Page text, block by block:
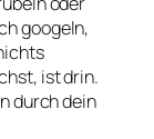
googeln,
ist drin.
durch dein